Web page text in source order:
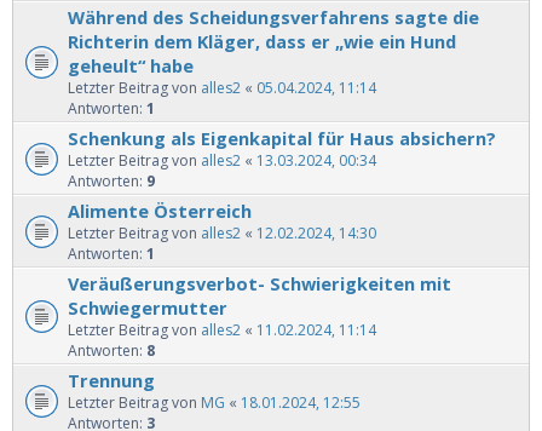
Während des Scheidungsverfahrens sagte die
Richterin dem Kläger, dass er „wie ein Hund
geheult“ habe
Letzter Beitrag von alles2 « 05.04.2024, 11:14
Antworten: 1
Schenkung als Eigenkapital für Haus absichern?
Letzter Beitrag von alles2 « 13.03.2024, 00:34
Antworten: 9
Alimente Österreich
Letzter Beitrag von alles2 « 12.02.2024, 14:30
Antworten: 1
Veräußerungsverbot- Schwierigkeiten mit
Schwiegermutter
Letzter Beitrag von alles2 « 11.02.2024, 11:14
Antworten: 8
Trennung
Letzter Beitrag von MG « 18.01.2024, 12:55
Antworten: 3